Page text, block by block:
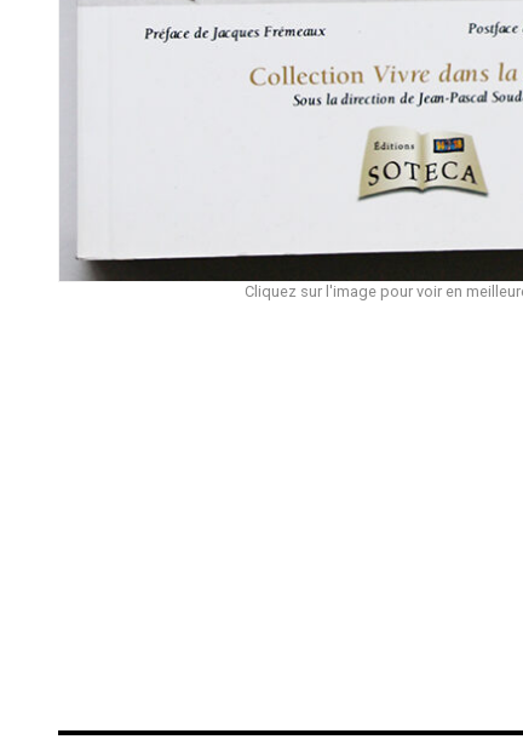
Cliquez sur l'image pour voir en